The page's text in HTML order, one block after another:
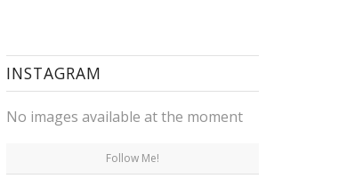
INSTAGRAM
No images available at the moment
Follow Me!